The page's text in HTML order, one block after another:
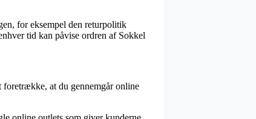
for eksempel den returpolitik
tid kan påvise ordren af Sokkel
at du gennemgår online